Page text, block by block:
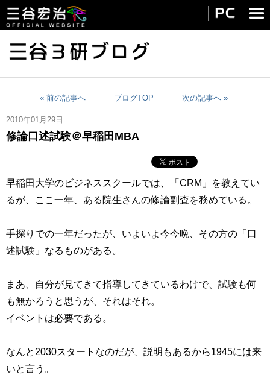
« 前の記事へ ブログTOP 次の記事へ »
2010年01月29日
修論口述試験＠早稲田MBA
早稲田大学のビジネススクールでは、「CRM」を教えてい
るが、ここ一年、ある院生さんの修論副査を務めている。
手探りでの一年だったが、いよいよ今今晩、その方の「口
述試験」なるものがある。
まあ、自分が見てきて指導してきているわけで、試験も何
も無かろうと思うが、それはそれ。
イベントは必要である。
なんと2030スタートなのだが、説明もあるから1945には来
いと言う。